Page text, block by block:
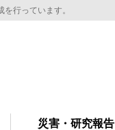
行っています。
災害・研究報告